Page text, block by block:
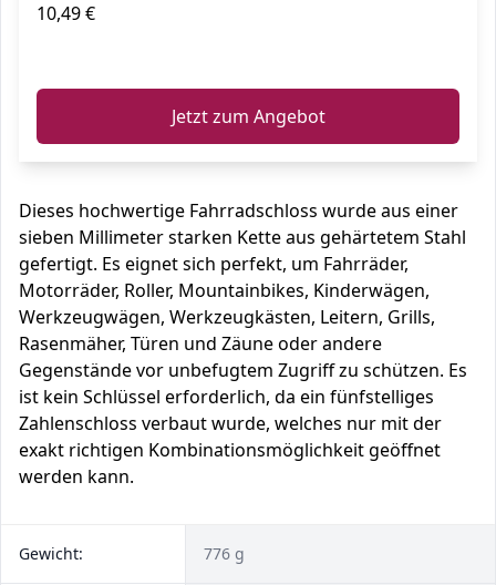
10,49 €
Jetzt zum Angebot
Dieses hochwertige Fahrradschloss wurde aus einer
sieben Millimeter starken Kette aus gehärtetem Stahl
gefertigt. Es eignet sich perfekt, um Fahrräder,
Motorräder, Roller, Mountainbikes, Kinderwägen,
Werkzeugwägen, Werkzeugkästen, Leitern, Grills,
Rasenmäher, Türen und Zäune oder andere
Gegenstände vor unbefugtem Zugriff zu schützen. Es
ist kein Schlüssel erforderlich, da ein fünfstelliges
Zahlenschloss verbaut wurde, welches nur mit der
exakt richtigen Kombinationsmöglichkeit geöffnet
werden kann.
Gewicht: 776 g